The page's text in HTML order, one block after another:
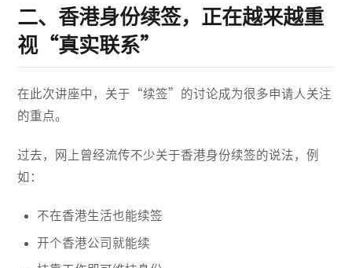
二、香港身份续签，正在越来越重
视“真实联系”
在此次讲座中，关于“续签”的讨论成为很多申请人关注
的重点。
过去，网上曾经流传不少关于香港身份续签的说法，例
如：
不在香港生活也能续签
开个香港公司就能续